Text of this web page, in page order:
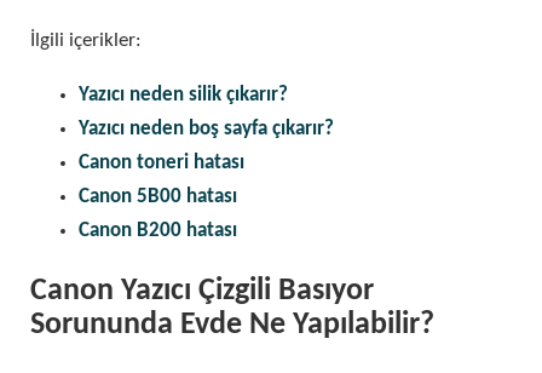
İlgili içerikler:
Yazıcı neden silik çıkarır?
Yazıcı neden boş sayfa çıkarır?
Canon toneri hatası
Canon 5B00 hatası
Canon B200 hatası
Canon Yazıcı Çizgili Basıyor
Sorununda Evde Ne Yapılabilir?